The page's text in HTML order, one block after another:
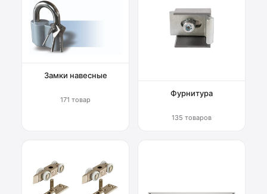
Замки навесные
171 товар
Фурнитура
135 товаров